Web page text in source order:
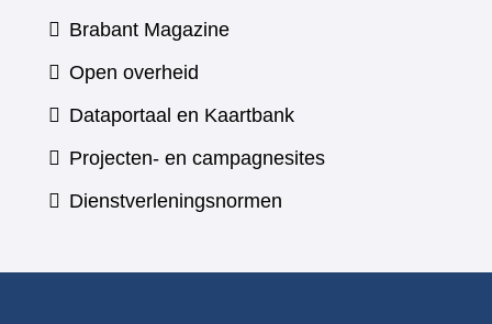
Brabant Magazine(verwijst
andere
website)
Open overheid
Dataportaal en Kaartbank(verwijst
naar
Projecten- en campagnesites
Dienstverleningsnormen